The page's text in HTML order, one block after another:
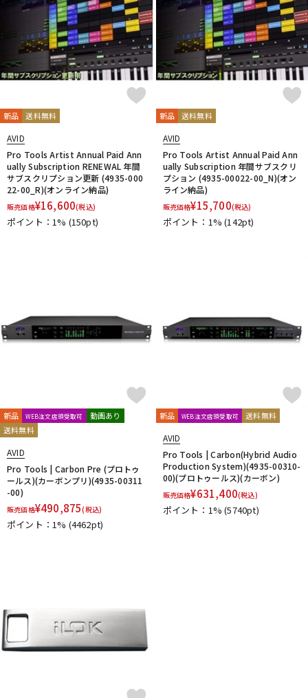
新品 送料無料
AVID
Pro Tools Artist Annual Paid Ann
ually Subscription RENEWAL 年間
サブスクリプション更新 (4935-000
22-00_R)(オンライン納品)
販売価格¥16,600(税込)
ポイント：1% (150pt)
新品 送料無料
AVID
Pro Tools Artist Annual Paid Ann
ually Subscription 年間サブスクリ
プション (4935-00022-00_N)(オン
ライン納品)
販売価格¥15,700(税込)
ポイント：1%(142pt)
新品 WEB注文店頭受取可
動画あり
送料無料
AVID
Pro Tools | Carbon Pre (プロトゥ
ールス)(カーボンプリ)(4935-00311
-00)
販売価格¥490,875(税込)
ポイント：1% (4462pt)
新品 WEB注文店頭受取可 送料無料
AVID
Pro Tools | Carbon(Hybrid Audio
Production System)(4935-00310-
00)(プロトゥールス)(カーボン)
販売価格¥631,400(税込)
ポイント：1%(5740pt)